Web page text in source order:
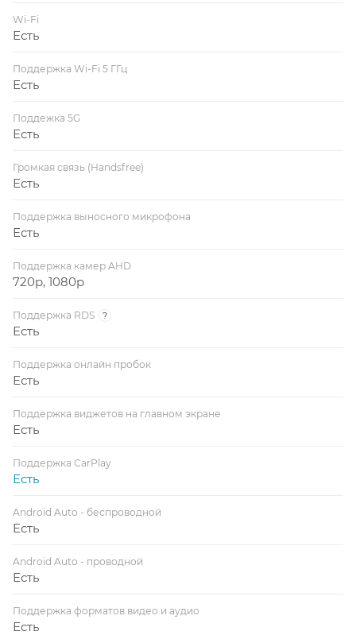
Wi-Fi
Есть
Поддержка Wi-Fi 5 ГГц
Есть
Поддежка 5G
Есть
Громкая связь (Handsfree)
Есть
Поддержка выносного микрофона
Есть
Поддержка камер AHD
720p, 1080p
Поддержка RDS ?
Есть
Поддержка онлайн пробок
Есть
Поддержка виджетов на главном экране
Есть
Поддержка CarPlay
Есть
Android Auto - беспроводной
Есть
Android Auto - проводной
Есть
Поддержка форматов видео и аудио
Есть